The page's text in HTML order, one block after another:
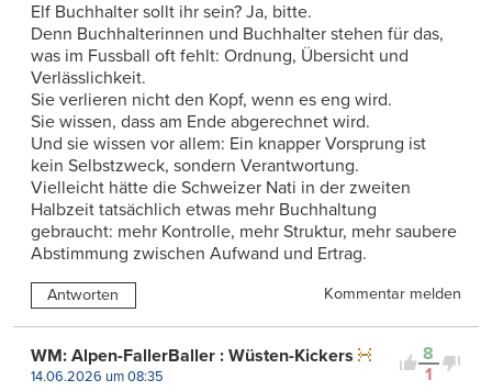
Elf Buchhalter sollt ihr sein? Ja, bitte.
Denn Buchhalterinnen und Buchhalter stehen für das,
was im Fussball oft fehlt: Ordnung, Übersicht und
Verlässlichkeit.
Sie verlieren nicht den Kopf, wenn es eng wird.
Sie wissen, dass am Ende abgerechnet wird.
Und sie wissen vor allem: Ein knapper Vorsprung ist
kein Selbstzweck, sondern Verantwortung.
Vielleicht hätte die Schweizer Nati in der zweiten
Halbzeit tatsächlich etwas mehr Buchhaltung
gebraucht: mehr Kontrolle, mehr Struktur, mehr saubere
Abstimmung zwischen Aufwand und Ertrag.
Antworten Kommentar melden
8
1
WM: Alpen-FallerBaller : Wüsten-Kickers
14.06.2026 um 08:35